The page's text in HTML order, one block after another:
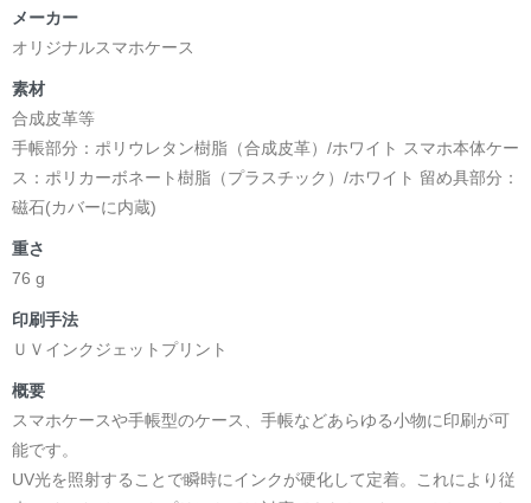
メーカー
オリジナルスマホケース
素材
合成皮革等
手帳部分：ポリウレタン樹脂（合成皮革）/ホワイト スマホ本体ケー
ス：ポリカーボネート樹脂（プラスチック）/ホワイト 留め具部分：
磁石(カバーに内蔵)
重さ
76 g
印刷手法
ＵＶインクジェットプリント
概要
スマホケースや手帳型のケース、手帳などあらゆる小物に印刷が可
能です。
UV光を照射することで瞬時にインクが硬化して定着。これにより従